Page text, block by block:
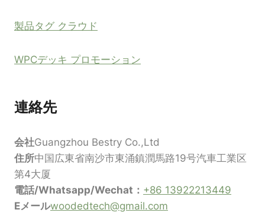
製品タグ クラウド
WPCデッキ プロモーション
連絡先
会社Guangzhou Bestry Co.,Ltd
住所中国広東省南沙市東涌鎮潤馬路19号汽車工業区
第4大厦
電話/Whatsapp/Wechat： +86 13922213449
Eメールwoodedtech@gmail.com